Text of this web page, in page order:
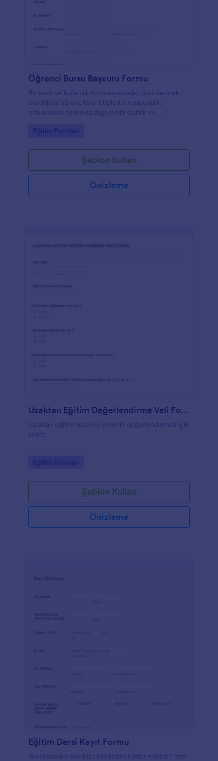
Öğrenci Bursu Başvuru Formu
Bu basit ve kullanışlı form sayesinde, burs vermek
istediğiniz öğrencilerin bilgilerini toplayabilir,
ortalamaları hakkında bilgi sahibi olabilir ve
Go to Category:
Eğitim Formları
Şablon Kullan
Önizleme
Uzaktan Eğitim Değerlendirme Veli Formu
Uzaktan eğitim sürecini velilerin değerlendirmesi için
anket
Go to Category:
Eğitim Formları
Şablon Kullan
Önizleme
Eğitim Dersi Kayıt Formu
Yeni insanları sınıfınıza kaydetmek ister misiniz? Yeni